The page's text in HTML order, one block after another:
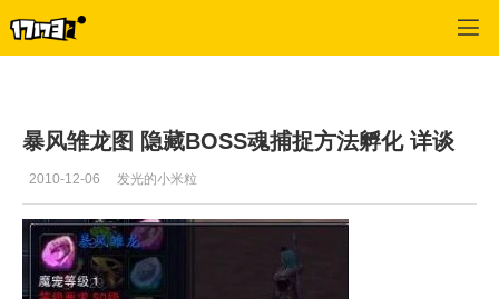
暴风雏龙图 隐藏BOSS魂捕捉方法孵化 详谈
2010-12-06 发光的小米粒